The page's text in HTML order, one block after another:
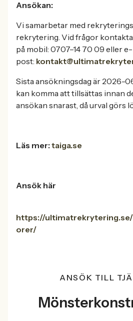
Ansökan:
Vi samarbetar med
rekrytering. Vid frågor
på mobil: 0707–14 70 09 eller e-
post:
Sista ansökningsdag är 2026-
kan komma att tillsättas innan
ansökan snarast, då urval görs
Läs mer: taiga.se
Ansök här
https://
orer/
ANSÖK TILL